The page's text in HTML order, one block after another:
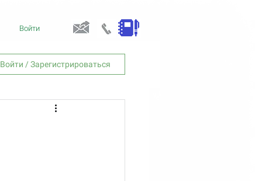
Войти
Войти / Зарегистрироваться